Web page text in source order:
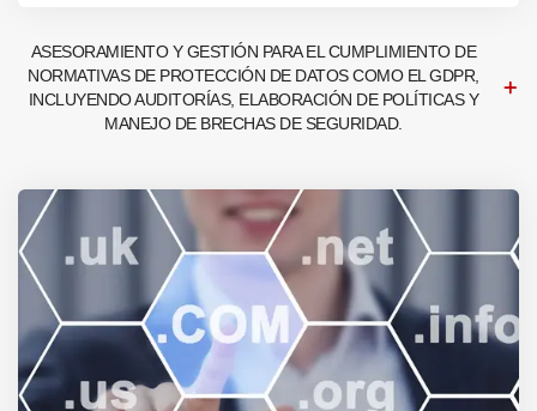
ASESORAMIENTO Y GESTIÓN PARA EL CUMPLIMIENTO DE
NORMATIVAS DE PROTECCIÓN DE DATOS COMO EL GDPR,
INCLUYENDO AUDITORÍAS, ELABORACIÓN DE POLÍTICAS Y
MANEJO DE BRECHAS DE SEGURIDAD.